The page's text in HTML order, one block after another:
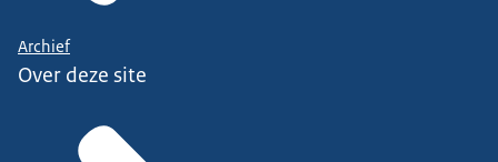
Archief
Over deze site